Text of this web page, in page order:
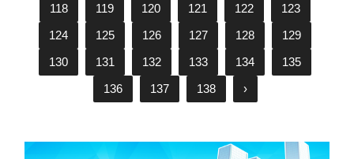
118
119 120 121 122
123
124
125 126 127 128
129
130
131 132 133 134
135
136
137 138 ›